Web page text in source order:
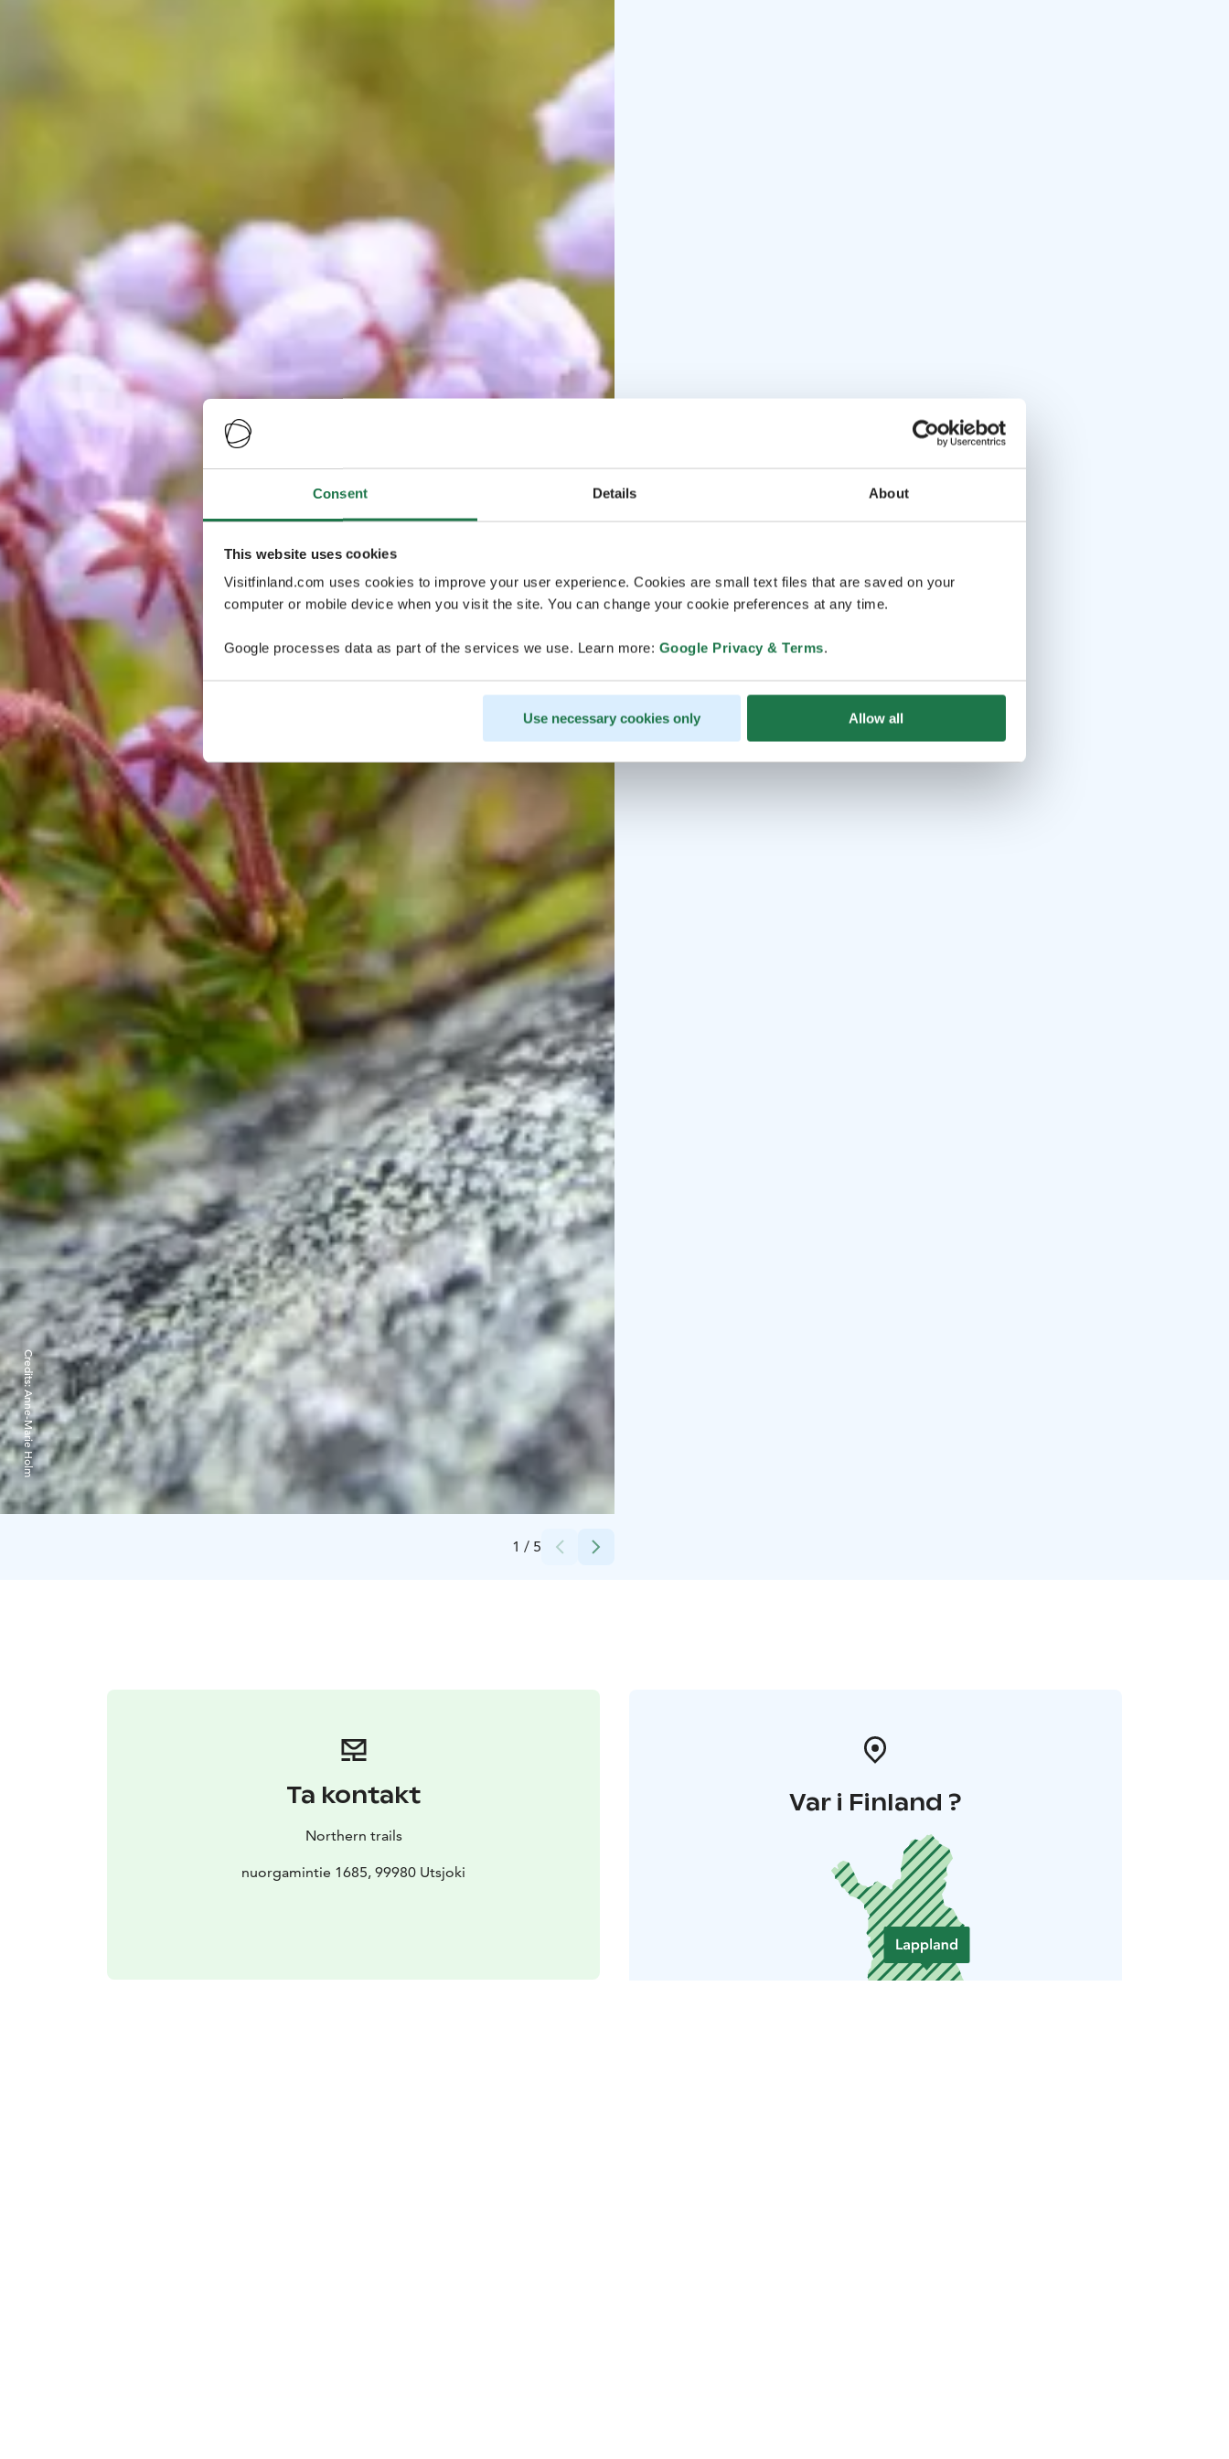
Consent Details About
This website uses cookies
Visitfinland.com uses cookies to improve your user experience. Cookies are small text files that are saved on your
computer or mobile device when you visit the site. You can change your cookie preferences at any time.
Google processes data as part of the services we use. Learn more: Google Privacy & Terms.
Use necessary cookies only Allow all
1 / 5
Credits:
Anne-Marie Holm
Ta kontakt
Northern trails
nuorgamintie 1685, 99980 Utsjoki
Var i Finland ?